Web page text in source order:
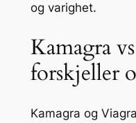
og varighet.
Kamagra
forskjeller
Kamagra og